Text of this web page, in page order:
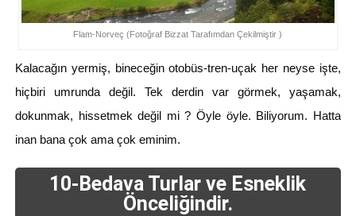
Flam-Norveç (Fotoğraf Bizzat Tarafımdan Çekilmiştir )
Kalacağın yermiş, bineceğin otobüs-tren-uçak her neyse işte,
hiçbiri umrunda değil. Tek derdin var görmek, yaşamak,
dokunmak, hissetmek değil mi ? Öyle öyle. Biliyorum. Hatta
inan bana çok ama çok eminim.
10-Bedava Turlar ve Esneklik
Önceliğindir.